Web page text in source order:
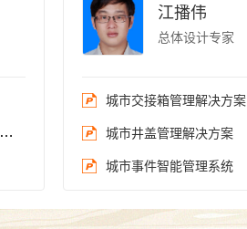
江播伟
总体设计专家
城市交接箱管理解决方案
城市井盖管理解决方案
城市事件智能管理系统